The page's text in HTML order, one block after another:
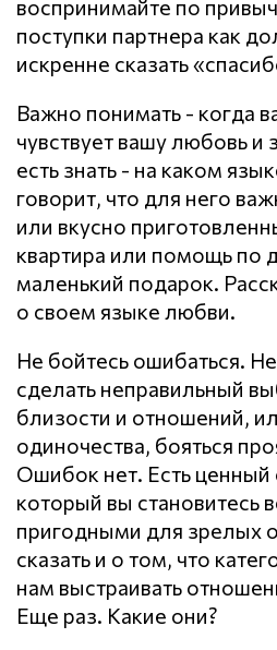
воспринимайте по
поступки партнера как
искренне сказать
Важно понимать - когда
чувствует вашу любовь и
есть знать - на каком
говорит, что для него
или вкусно
квартира или помощь по
маленький подарок.
о своем языке любви.
Не бойтесь ошибаться.
сделать неправильный
близости и отношений,
одиночества, бояться
Ошибок нет. Есть ценный
который вы становитесь
пригодными для зрелых
сказать и о том, что
нам выстраивать
Еще раз. Какие они?